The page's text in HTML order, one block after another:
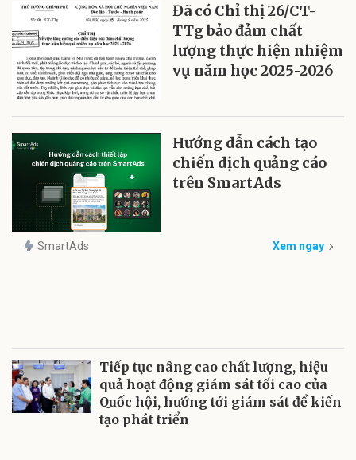
Đã có Chỉ thị 26/CT-
TTg bảo đảm chất
lượng thực hiện nhiệm
vụ năm học 2025-2026
Hướng dẫn cách tạo
chiến dịch quảng cáo
trên SmartAds
SmartAds Xem ngay
Tiếp tục nâng cao chất lượng, hiệu
quả hoạt động giám sát tối cao của
Quốc hội, hướng tới giám sát để kiến
tạo phát triển